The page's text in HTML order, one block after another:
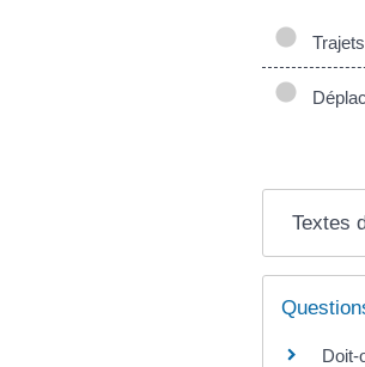
Textes
Doit-